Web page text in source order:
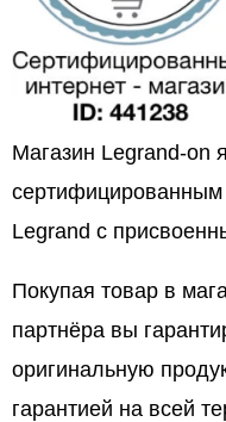
Магазин Legrand-on
сертифицированным
Legrand с
Покупая товар в
партнёра вы
оригинальную
гарантией на всей